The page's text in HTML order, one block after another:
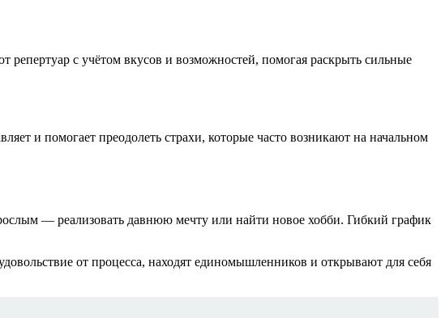
с учётом вкусов и возможностей, помогая раскрыть сильные
и помогает преодолеть страхи, которые часто возникают на начальном
— реализовать давнюю мечту или найти новое хобби. Гибкий график
от процесса, находят единомышленников и открывают для себя